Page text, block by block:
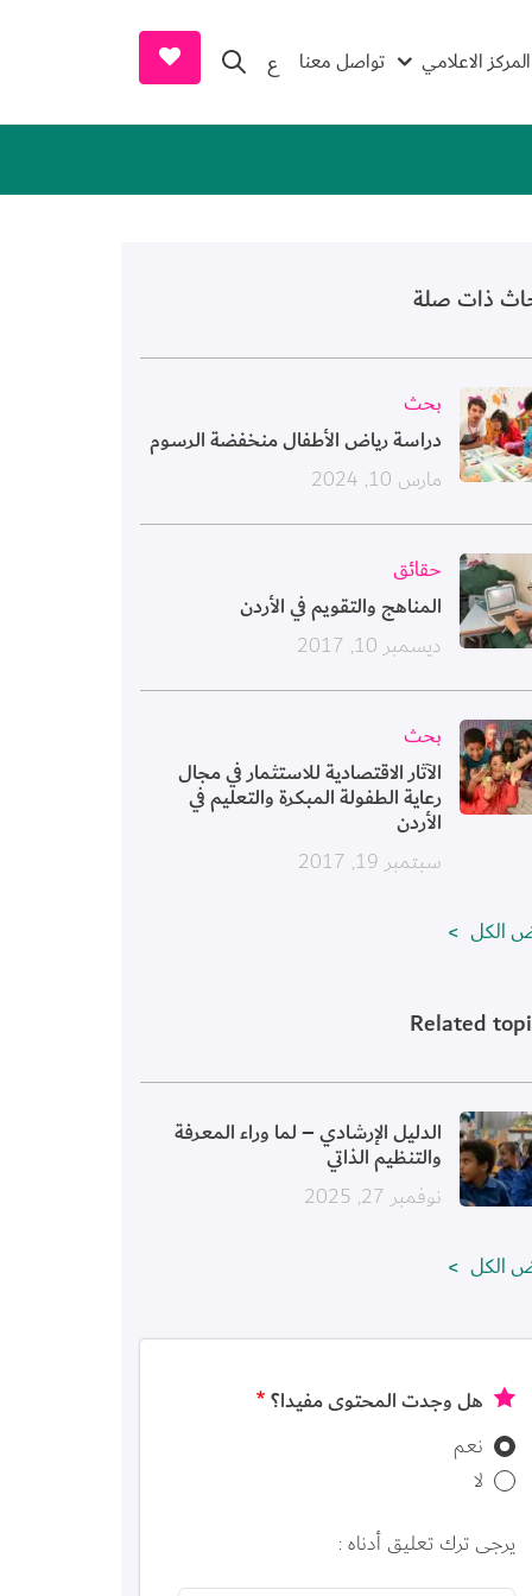
المركز الاعلامي تواصل معنا ع and Donate
ذات صلة
بحث
دراسة رياض الأطفال منخفضة الرسوم
مارس 10, 2024
حقائق
المناهج والتقويم في الأردن
ديسمبر 10, 2017
بحث
الآثار الاقتصادية للاستثمار في مجال
رعاية الطفولة المبكرة والتعليم في
الأردن
سبتمبر 19, 2017
الكل
Related
الدليل الإرشادي – لما وراء المعرفة
والتنظيم الذاتي
نوفمبر 27, 2025
الكل
هل وجدت المحتوى مفيدا؟
لا
نعم
يرجى ترك تعليق أدناه :